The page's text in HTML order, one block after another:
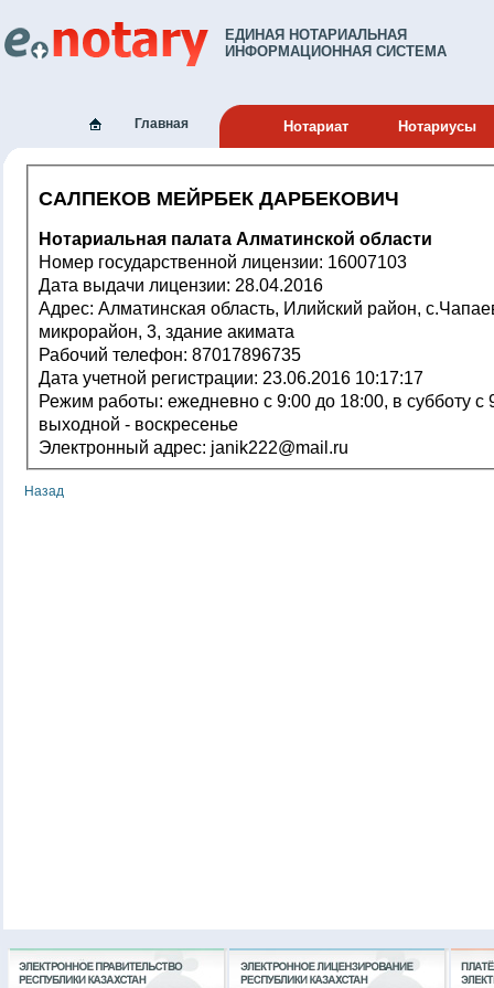
ЕДИНАЯ НОТАРИАЛЬНАЯ
ИНФОРМАЦИОННАЯ СИСТЕМА
Главная Нотариат Нотариусы
САЛПЕКОВ МЕЙРБЕК ДАРБЕКОВИЧ
Нотариальная палата Алматинской области
Номер государственной лицензии: 16007103
Дата выдачи лицензии: 28.04.2016
Адрес: Алматинская область, Илийский район, с.Чапаево, 3
микрорайон, 3, здание акимата
Рабочий телефон: 87017896735
Дата учетной регистрации: 23.06.2016 10:17:17
Режим работы: ежедневно с 9:00 до 18:00, в субботу с 9:00 до 13:00,
выходной - воскресенье
Электронный адрес: janik222@mail.ru
Назад